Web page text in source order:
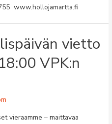
www.hollojamartta.fi
vietto
VPK:n
vieraamme – maittavaa